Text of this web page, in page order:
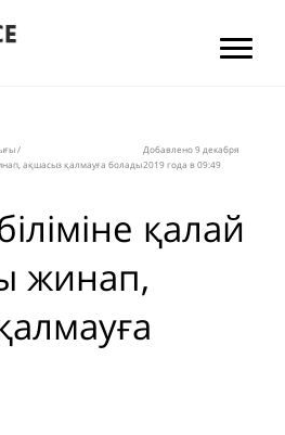
/
ақшасыз қалмауға болады
Добавлено 9 декабря
2019 года в 09:49
қалай
жинап,